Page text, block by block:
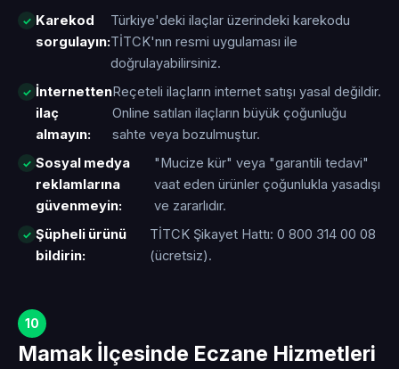
Karekod
sorgulayın:
Türkiye'deki ilaçlar üzerindeki karekodu
TİTCK'nın resmi uygulaması ile
doğrulayabilirsiniz.
İnternetten
ilaç
almayın:
Reçeteli ilaçların internet satışı yasal değildir.
Online satılan ilaçların büyük çoğunluğu
sahte veya bozulmuştur.
Sosyal medya
reklamlarına
güvenmeyin:
"Mucize kür" veya "garantili tedavi"
vaat eden ürünler çoğunlukla yasadışı
ve zararlıdır.
Şüpheli ürünü
bildirin:
TİTCK Şikayet Hattı: 0 800 314 00 08
(ücretsiz).
10
Mamak İlçesinde Eczane Hizmetleri